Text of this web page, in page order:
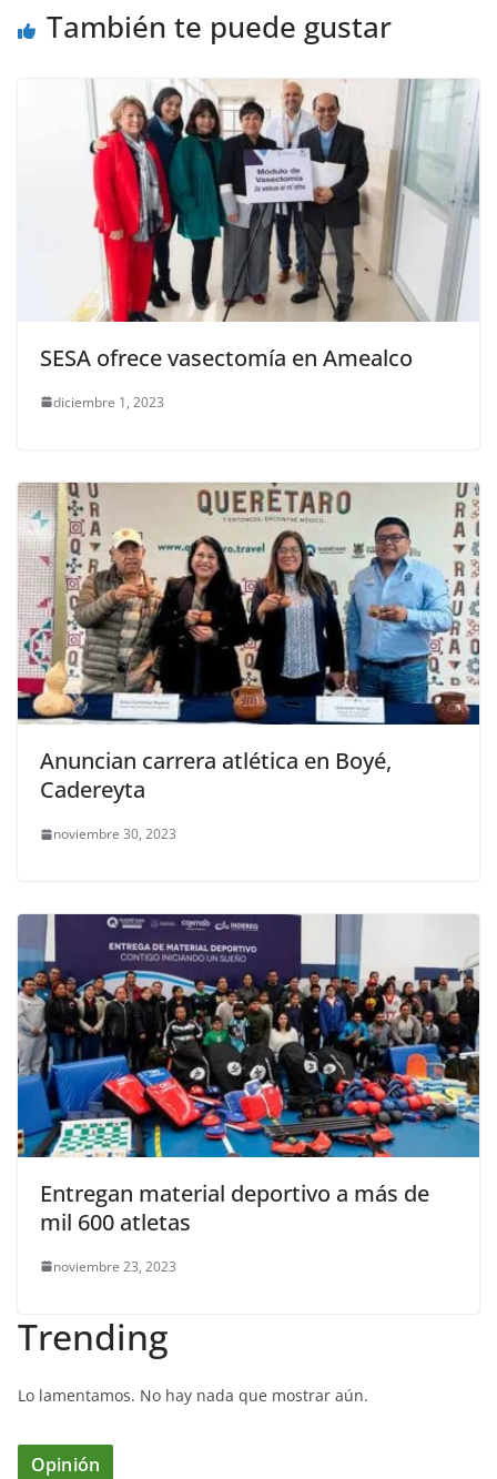
También te puede gustar
SESA ofrece vasectomía en Amealco
diciembre 1, 2023
Anuncian carrera atlética en Boyé,
Cadereyta
noviembre 30, 2023
Entregan material deportivo a más de
mil 600 atletas
noviembre 23, 2023
Trending
Lo lamentamos. No hay nada que mostrar aún.
Opinión